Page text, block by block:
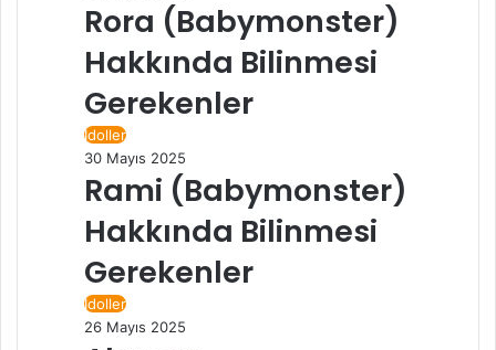
Rora (Babymonster)
Hakkında Bilinmesi
Gerekenler
İdoller
30 Mayıs 2025
Rami (Babymonster)
Hakkında Bilinmesi
Gerekenler
İdoller
26 Mayıs 2025